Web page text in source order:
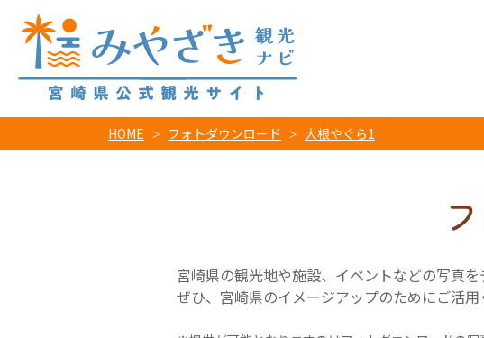
HOME フォトダウンロード 大根やぐら1
宮崎県の観光地や施設、イベントなどの写真を
ぜひ、宮崎県のイメージアップのためにご活